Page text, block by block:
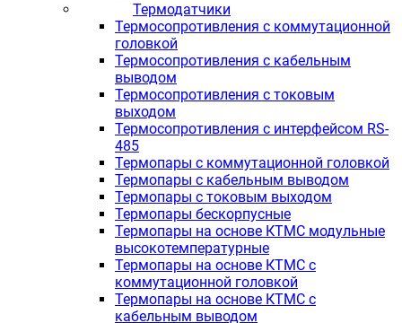
Термодатчики
Термосопротивления с коммутационной
головкой
Термосопротивления с кабельным
выводом
Термосопротивления с токовым
выходом
Термосопротивления с интерфейсом RS-
485
Термопары с коммутационной головкой
Термопары с кабельным выводом
Термопары с токовым выходом
Термопары бескорпусные
Термопары на основе КТМС модульные
высокотемпературные
Термопары на основе КТМС с
коммутационной головкой
Термопары на основе КТМС с
кабельным выводом